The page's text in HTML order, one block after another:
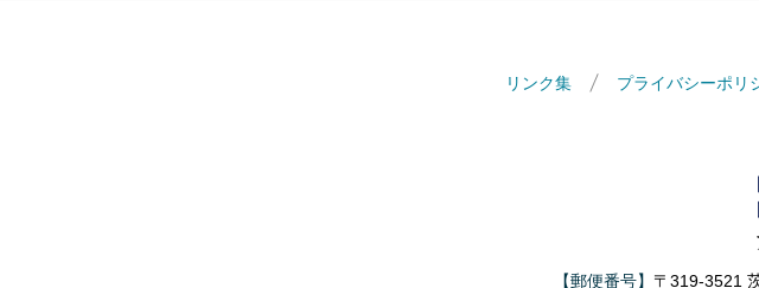
リンク集 プライバシーポリ
【郵便番号】 〒319-3521